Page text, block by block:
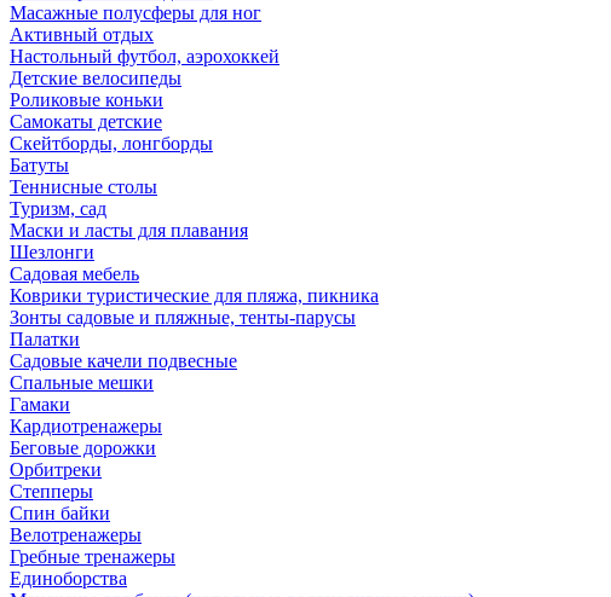
Масажные полусферы для ног
Активный отдых
Настольный футбол, аэрохоккей
Детские велосипеды
Роликовые коньки
Самокаты детские
Скейтборды, лонгборды
Батуты
Теннисные столы
Туризм, сад
Маски и ласты для плавания
Шезлонги
Садовая мебель
Коврики туристические для пляжа, пикника
Зонты садовые и пляжные, тенты-парусы
Палатки
Садовые качели подвесные
Спальные мешки
Гамаки
Кардиотренажеры
Беговые дорожки
Орбитреки
Степперы
Спин байки
Велотренажеры
Гребные тренажеры
Единоборства